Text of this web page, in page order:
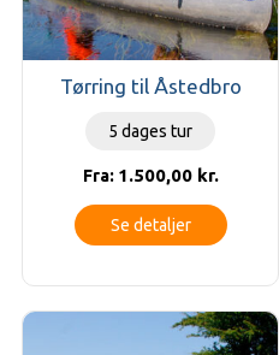
Tørring til Åstedbro
5 dages tur
Fra: 1.500,00 kr.
Se detaljer